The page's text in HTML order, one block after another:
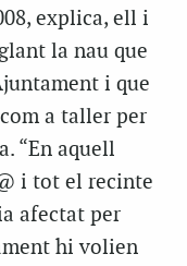
explica, ell i
la nau que
i que
a taller per
“En aquell
i tot el recinte
afectat per
hi volien